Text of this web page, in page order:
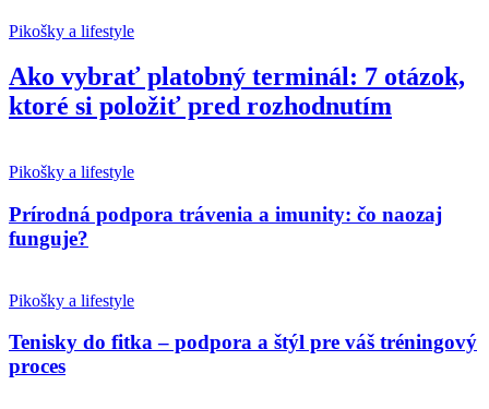
Pikošky a lifestyle
Ako vybrať platobný terminál: 7 otázok,
ktoré si položiť pred rozhodnutím
Pikošky a lifestyle
Prírodná podpora trávenia a imunity: čo naozaj
funguje?
Pikošky a lifestyle
Tenisky do fitka – podpora a štýl pre váš tréningový
proces